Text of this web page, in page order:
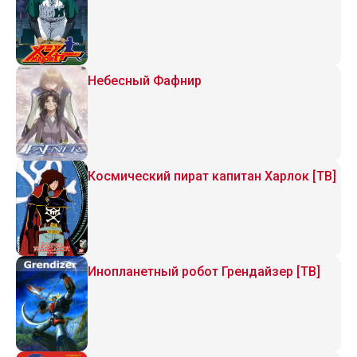
Небесный Фафнир
Космический пират капитан Харлок [ТВ]
Инопланетный робот Грендайзер [ТВ]